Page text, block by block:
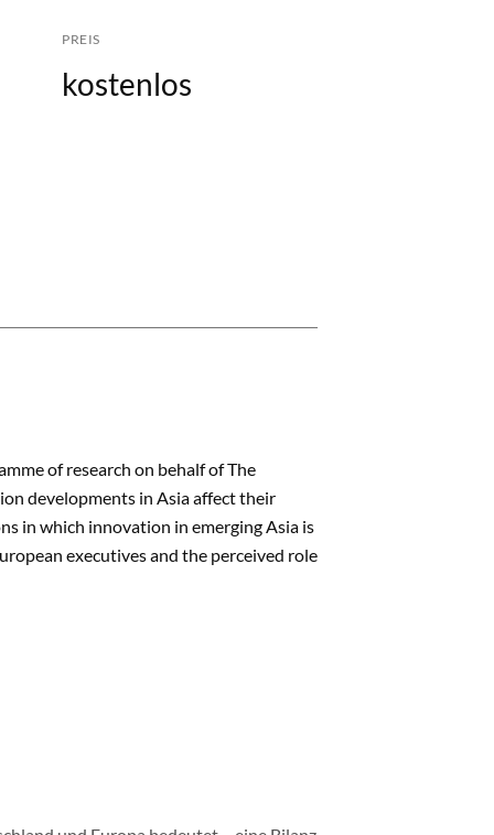
PREIS
kostenlos
of research on behalf of The
developments in Asia affect their
in which innovation in emerging Asia is
executives and the perceived role